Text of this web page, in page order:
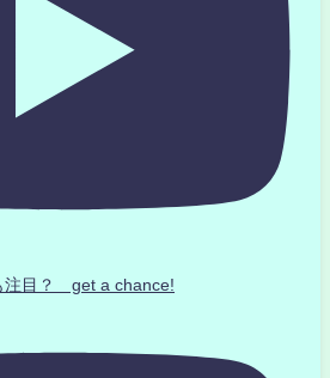
注目？ get a chance!